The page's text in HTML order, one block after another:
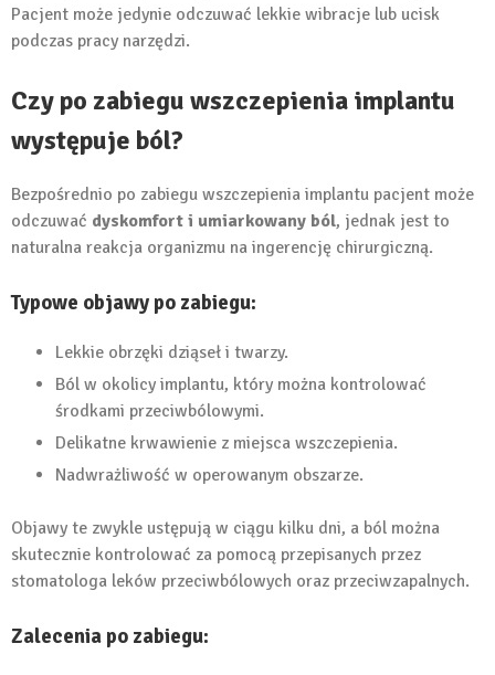
Pacjent może jedynie odczuwać lekkie wibracje lub ucisk
podczas pracy narzędzi.
Czy po zabiegu wszczepienia implantu
występuje ból?
Bezpośrednio po zabiegu wszczepienia implantu pacjent może
odczuwać dyskomfort i umiarkowany ból, jednak jest to
naturalna reakcja organizmu na ingerencję chirurgiczną.
Typowe objawy po zabiegu:
Lekkie obrzęki dziąseł i twarzy.
Ból w okolicy implantu, który można kontrolować
środkami przeciwbólowymi.
Delikatne krwawienie z miejsca wszczepienia.
Nadwrażliwość w operowanym obszarze.
Objawy te zwykle ustępują w ciągu kilku dni, a ból można
skutecznie kontrolować za pomocą przepisanych przez
stomatologa leków przeciwbólowych oraz przeciwzapalnych.
Zalecenia po zabiegu: